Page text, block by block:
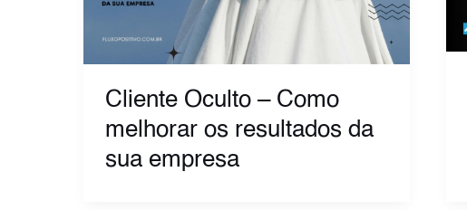
Cliente Oculto – Como
melhorar os resultados da
sua empresa